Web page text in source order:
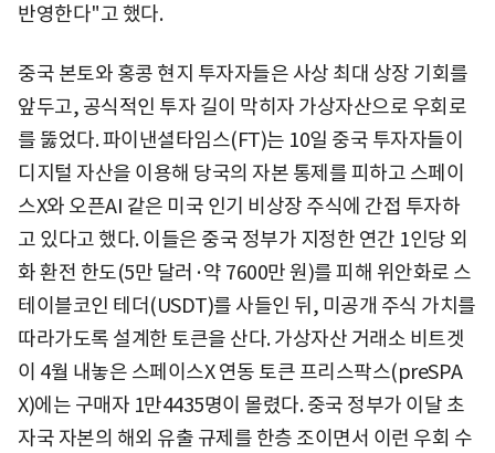
반영한다"고 했다.
중국 본토와 홍콩 현지 투자자들은 사상 최대 상장 기회를
앞두고, 공식적인 투자 길이 막히자 가상자산으로 우회로
를 뚫었다. 파이낸셜타임스(FT)는 10일 중국 투자자들이
디지털 자산을 이용해 당국의 자본 통제를 피하고 스페이
스X와 오픈AI 같은 미국 인기 비상장 주식에 간접 투자하
고 있다고 했다. 이들은 중국 정부가 지정한 연간 1인당 외
화 환전 한도(5만 달러·약 7600만 원)를 피해 위안화로 스
테이블코인 테더(USDT)를 사들인 뒤, 미공개 주식 가치를
따라가도록 설계한 토큰을 산다. 가상자산 거래소 비트겟
이 4월 내놓은 스페이스X 연동 토큰 프리스팍스(preSPA
X)에는 구매자 1만4435명이 몰렸다. 중국 정부가 이달 초
자국 자본의 해외 유출 규제를 한층 조이면서 이런 우회 수